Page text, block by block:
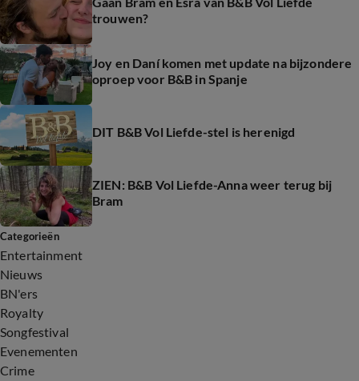
trouwen?
Joy en Daní komen met update na bijzondere
oproep voor B&B in Spanje
DIT B&B Vol Liefde-stel is herenigd
ZIEN: B&B Vol Liefde-Anna weer terug bij
Bram
Categorieën
Entertainment
Nieuws
BN'ers
Royalty
Songfestival
Evenementen
Crime